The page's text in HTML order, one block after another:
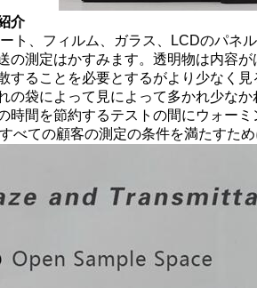
介
ト、フィルム、ガラス、LCDのパネ
の測定はかすみます。 透明物は内容が
することを必要とするがより少なく
の袋によって見によって多かれ少な
時間を節約するテストの間にウォー
べての顧客の測定の条件を満たすため